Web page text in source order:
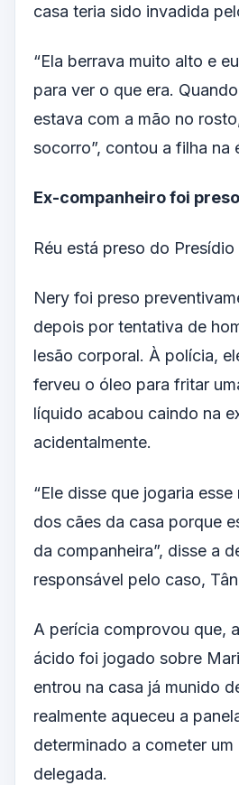
casa teria sido invadida
“Ela berrava muito alto e
para ver o que era.
estava com a mão no
socorro”, contou a filha na
Ex-companheiro foi preso
Réu está preso do
Nery foi preso
depois por tentativa de
lesão corporal. À polícia,
ferveu o óleo para fritar
líquido acabou caindo na
acidentalmente.
“Ele disse que jogaria
dos cães da casa porque
da companheira”, disse a
responsável pelo caso,
A perícia comprovou que,
ácido foi jogado sobre
entrou na casa já munido
realmente aqueceu a
determinado a cometer um
delegada.